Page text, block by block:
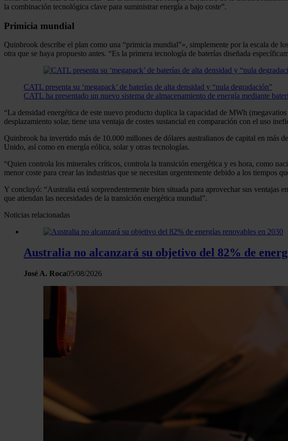
la combinación tecnológica clave para suministrar energía a bajo coste”.
Primicia mundial
Quinbrook describe el plan como una “primicia mundial”», simplemente por la escala de
otra que se haya propuesto antes. “Es la primera tecnología de baterías diseñada
CATL presenta su ‘megapack’ de baterías de alta densidad y “nula degradación”
CATL ha presentado un nuevo sistema de almacenamiento de energía mediante
“La densidad energética de este nuevo producto duplica la capacidad de MWh
desplazamiento solar, tiene una ventaja de costes sustancial en comparación con el uso
Quinbrook ha invertido más de 10.000 millones de dólares australianos de capital en más
Unido, así como en energía eólica, solar y otras tecnologías.
“Quien controla los minerales críticos, controla la transición energética y es hora, como
menor coste para crear las industrias que se necesitan urgentemente debido a los tiempos
Y concluyó: “Australia está sorprendentemente bien situada para aprovechar sus ventajas
que atiendan las necesidades de la transición energética mundial”.
Noticias relacionadas
Australia no alcanzará su objetivo del 82% de
José A. Roca05/08/2026